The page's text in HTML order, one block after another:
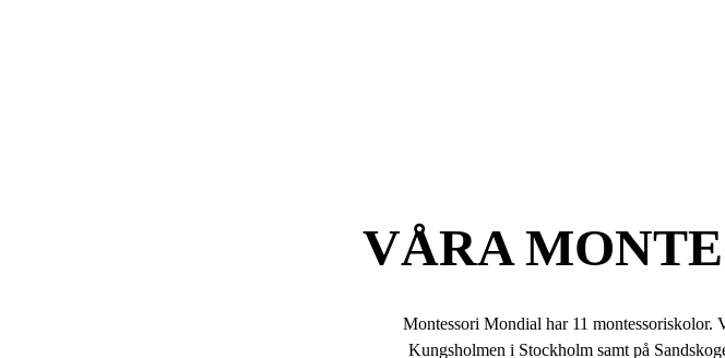
VÅRA
Montessori Mondial har 11
Kungsholmen i Stockholm samt på